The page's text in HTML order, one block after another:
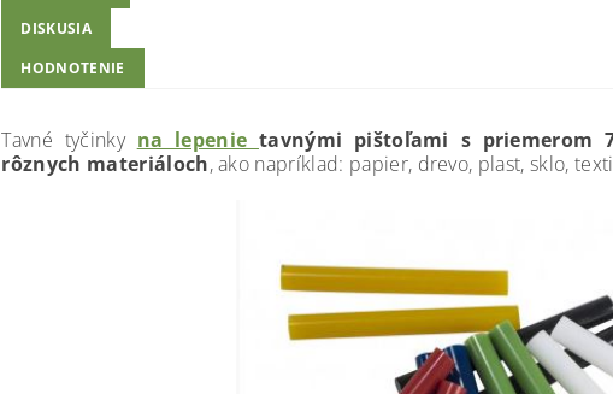
DISKUSIA
HODNOTENIE
Tavné tyčinky na lepenie tavnými pištoľami s priemerom
rôznych materiáloch, ako napríklad: papier, drevo, plast, sklo,